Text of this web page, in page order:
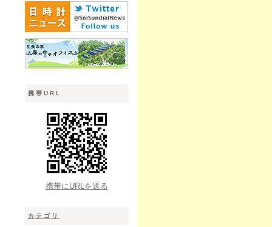
携帯URL
携帯にURLを送る
カテゴリ